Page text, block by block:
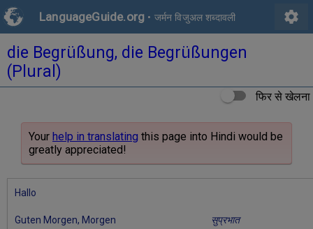
LanguageGuide.org • जर्मन विजुअल शब्दावली settings
die Begrüßung, die Begrüßungen
(Plural)
फिर से खेलना
Your help in translating this page into Hindi would be
greatly appreciated!
Hallo
Guten Morgen, Morgen सुप्रभात